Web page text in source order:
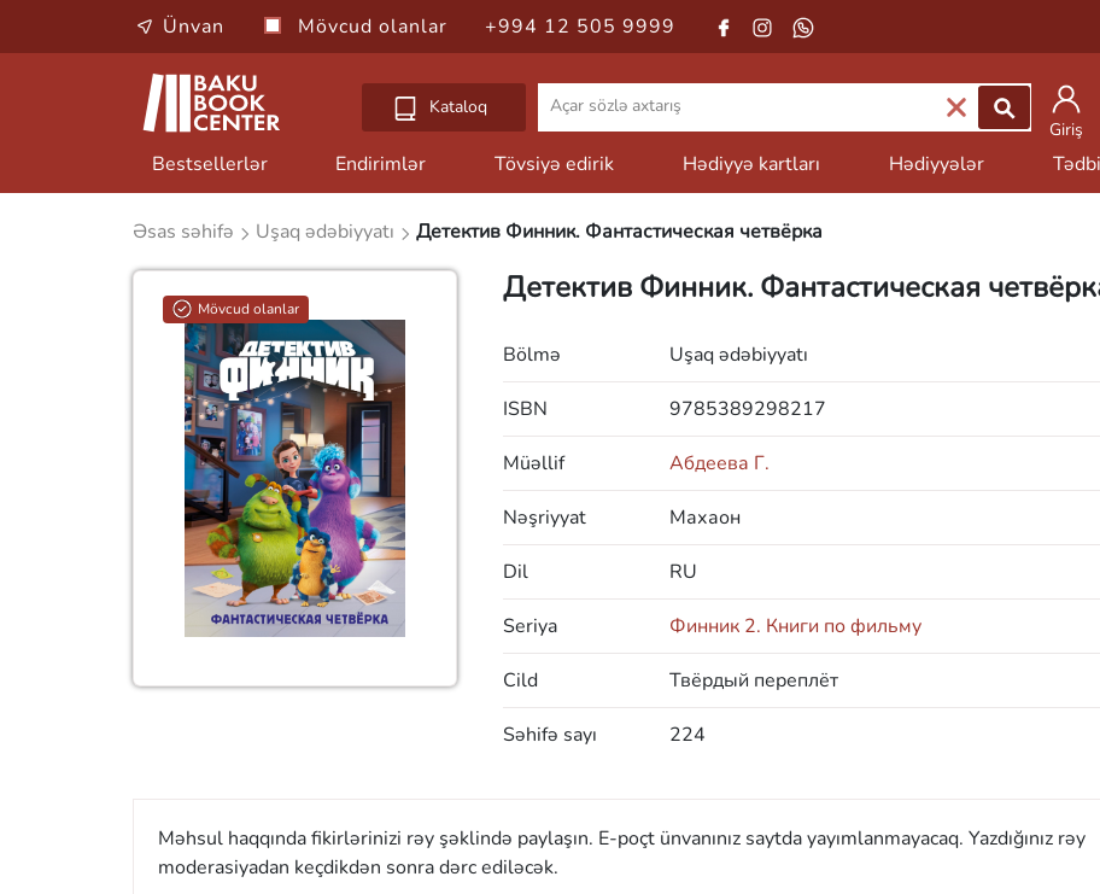
Ünvan Mövcud olanlar +994 12 505 9999
Kataloq
Giriş
Bestsellerlər Endirimlər Tövsiyə edirik Hədiyyə kartları Hədiyyələr
Əsas səhifə Uşaq ədəbiyyatı Детектив Финник. Фантастическая четвёрка
Mövcud olanlar
Детектив Финник. Фантастическая
Bölmə Uşaq ədəbiyyatı
ISBN 9785389298217
Müəllif Абдеева Г.
Nəşriyyat Махаон
Dil RU
Seriya Финник 2. Книги по фильму
Cild Твёрдый переплёт
Səhifə sayı 224
Məhsul haqqında fikirlərinizi rəy şəklində paylaşın. E-poçt ünvanınız saytda yayımlanmayacaq. Yazdığınız rəy
moderasiyadan keçdikdən sonra dərc ediləcək.